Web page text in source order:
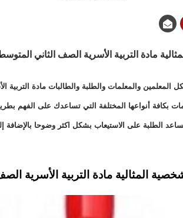
مادة التربية الأسرية الصف الثاني المتوسط 1443
والمعلمات والطلبة والطالبات مادة التربية
بكافة أنواعها المختلفة التي تساعدك على الفهم
الطلبة على الاستيعاب بشكل اكثر وضوحا
المثالية مادة التربية الأسرية الصف